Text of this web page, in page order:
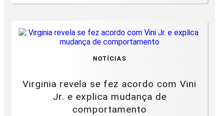
NOTÍCIAS
Virginia revela se fez acordo com Vini
Jr. e explica mudança de
comportamento